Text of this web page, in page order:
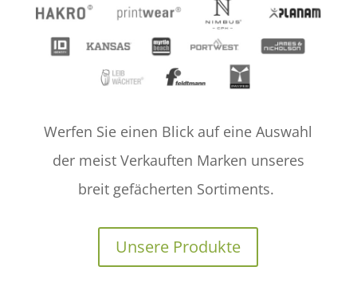
Werfen Sie einen Blick auf eine Auswahl
der meist Verkauften Marken unseres
breit gefächerten Sortiments.
Unsere Produkte